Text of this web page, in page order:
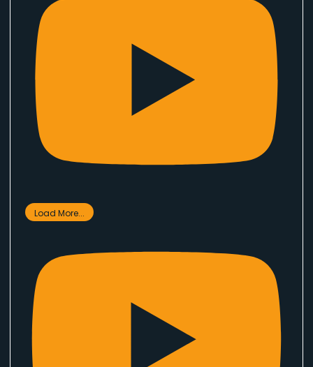
Load More...